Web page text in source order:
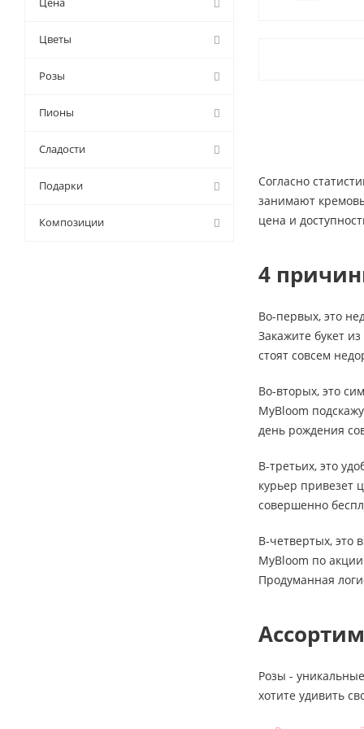
Согласно
занимают
цена и
4
Во-первых, это
Закажите букет
стоят совсем
Во-вторых, это
MyBloom
день рождения
В-третьих, это
курьер привезет
совершенно
В-четвертых, это
MyBloom по
Продуманная
Розы -
хотите удивить
Цветы
Розы
Пионы
Сладости
Подарки
Композиции